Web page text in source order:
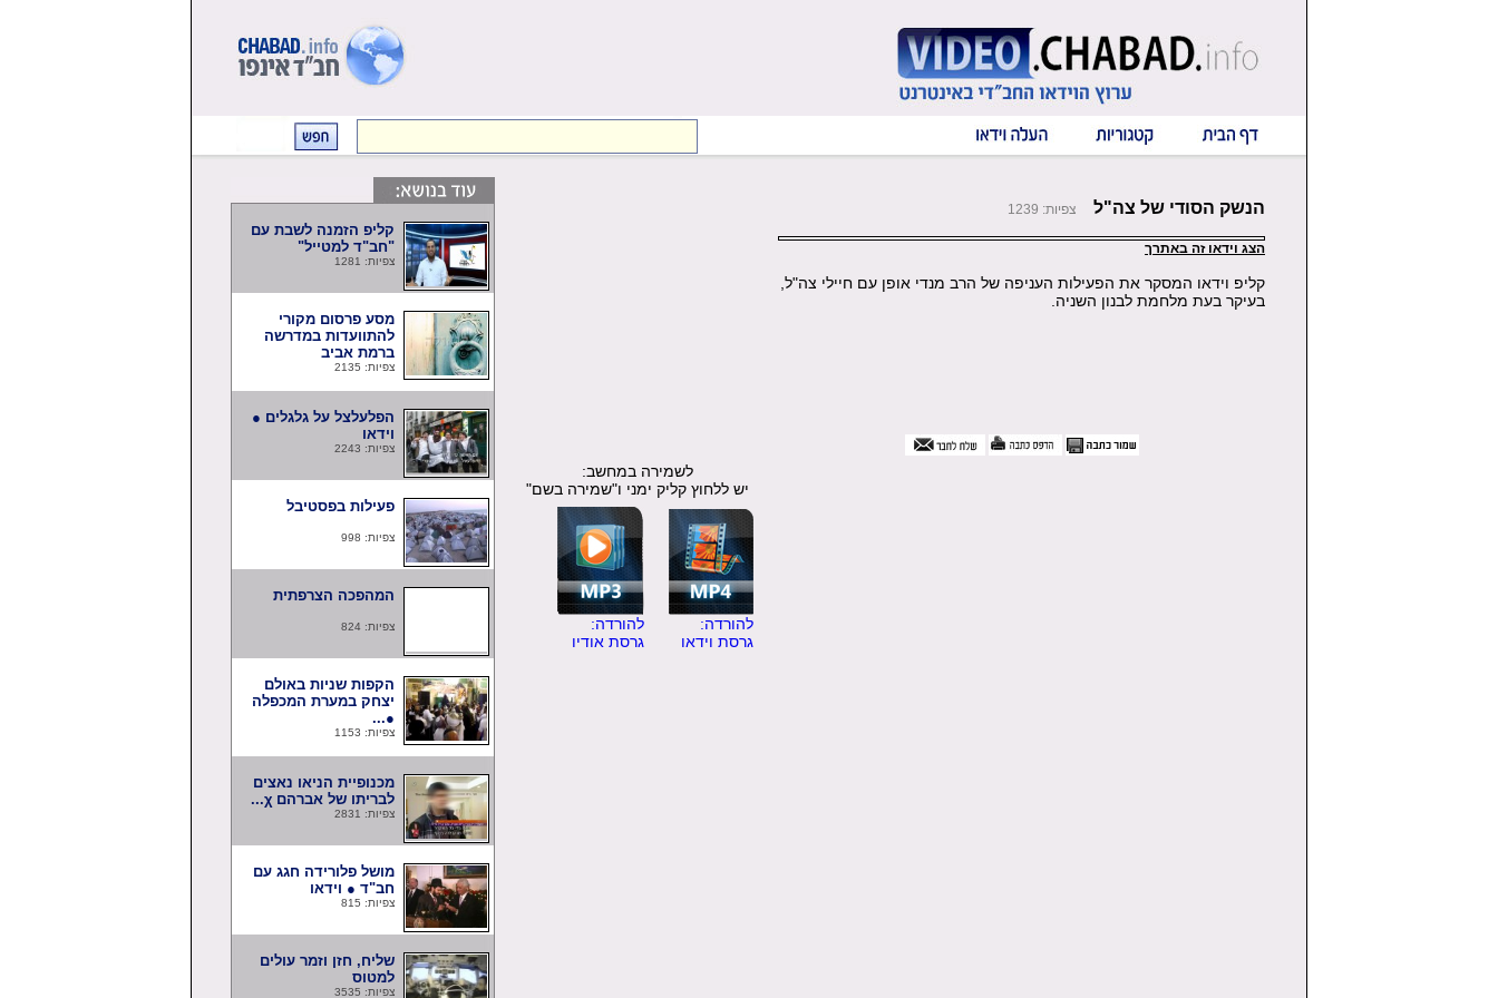
הנשק הסודי של צה"ל צפיות: 1239
הצג וידאו זה באתרך
קליפ וידאו המסקר את הפעילות העניפה של הרב מנדי אופן עם חיילי צה"ל,
בעיקר בעת מלחמת לבנון השניה.
לשמירה במחשב:
יש ללחוץ קליק ימני ו"שמירה בשם"
להורדה:
גרסת וידאו
להורדה:
גרסת אודיו
קליפ הזמנה לשבת עם
"חב"ד למטייל"
צפיות: 1281
מסע פרסום מקורי
להתוועדות במדרשה
ברמת אביב
צפיות: 2135
הפלעלצל על גלגלים ●
וידאו
צפיות: 2243
פעילות בפסטיבל
צפיות: 998
המהפכה הצרפתית
צפיות: 824
הקפות שניות באולם
יצחק במערת המכפלה
●...
צפיות: 1153
מכנופיית הניאו נאצים
לבריתו של אברהם χ...
צפיות: 2831
מושל פלורידה חגג עם
חב"ד ● וידאו
צפיות: 815
שליח, חזן וזמר עולים
למטוס
צפיות: 3535